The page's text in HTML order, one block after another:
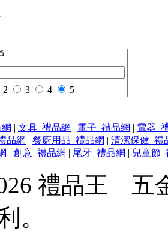
2 3 4 5
| 文具_禮品網 | 電子_禮品網 | 電器_
品網 | 餐廚用品_禮品網 | 清潔保健_禮
| 創意_禮品網 | 尾牙_禮品網 | 兒童節
禮品王 五
。